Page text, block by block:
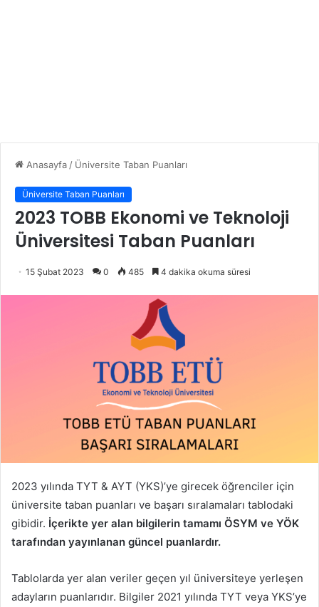
Anasayfa / Üniversite Taban Puanları
Üniversite Taban Puanları
2023 TOBB Ekonomi ve Teknoloji
Üniversitesi Taban Puanları
15 Şubat 2023 0 485 4 dakika okuma süresi
2023 yılında TYT & AYT (YKS)’ye girecek öğrenciler için
üniversite taban puanları ve başarı sıralamaları tablodaki
gibidir. İçerikte yer alan bilgilerin tamamı ÖSYM ve YÖK
tarafından yayınlanan güncel puanlardır.
Tablolarda yer alan veriler geçen yıl üniversiteye yerleşen
adayların puanlarıdır. Bilgiler 2021 yılında TYT veya YKS’ye